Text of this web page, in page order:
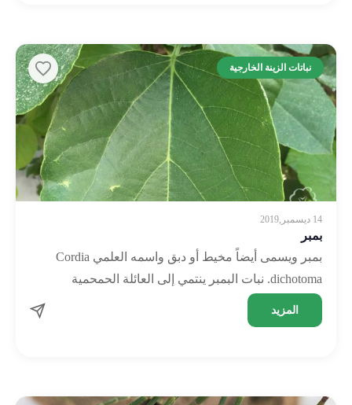
نباتات الزينة الخارجية
14 ديسمبر,2019
بمبر
بمبر ويسمى أيضاً مخيط أو دبق واسمه العلمي Cordia
dichotoma. نبات البمبر ينتمي إلى العائلة الحمحمية
Boraginaceae. وقد يصل ارتفاعه إلى حوالي 12 متر. تكثر
…
المزيد